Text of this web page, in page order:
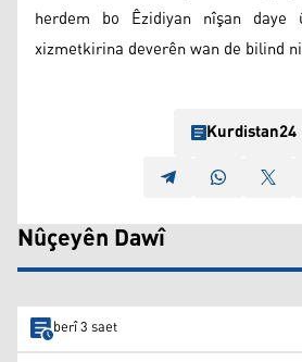
herdem bo Êzidiyan nîşan
xizmetkirina deverên wan de bilind
Kurdistan24
Nûçeyên Dawî
berî 3 saet